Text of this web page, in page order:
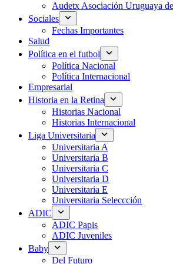
Audetx Asociación Uruguaya
Sociales
Fechas Importantes
Salud
Política en el futbol
Política Nacional
Política Internacional
Empresarial
Historia en la Retina
Historias Nacional
Historias Internacional
Liga Universitaria
Universitaria A
Universitaria B
Universitaria C
Universitaria D
Universitaria E
Universitaria Seleccción
ADIC
ADIC Papis
ADIC Juveniles
Baby
Del Futuro